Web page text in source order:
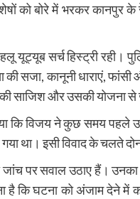
को बोरे में भरकर कानपुर
यूट्यूब सर्च हिस्ट्री रही।
की सजा, कानूनी धाराएं,
की साजिश और उसकी
कि विजय ने कुछ समय पहले
था। इसी विवाद के चलते
पर सवाल उठाए हैं। उनका
है कि घटना को अंजाम देने में